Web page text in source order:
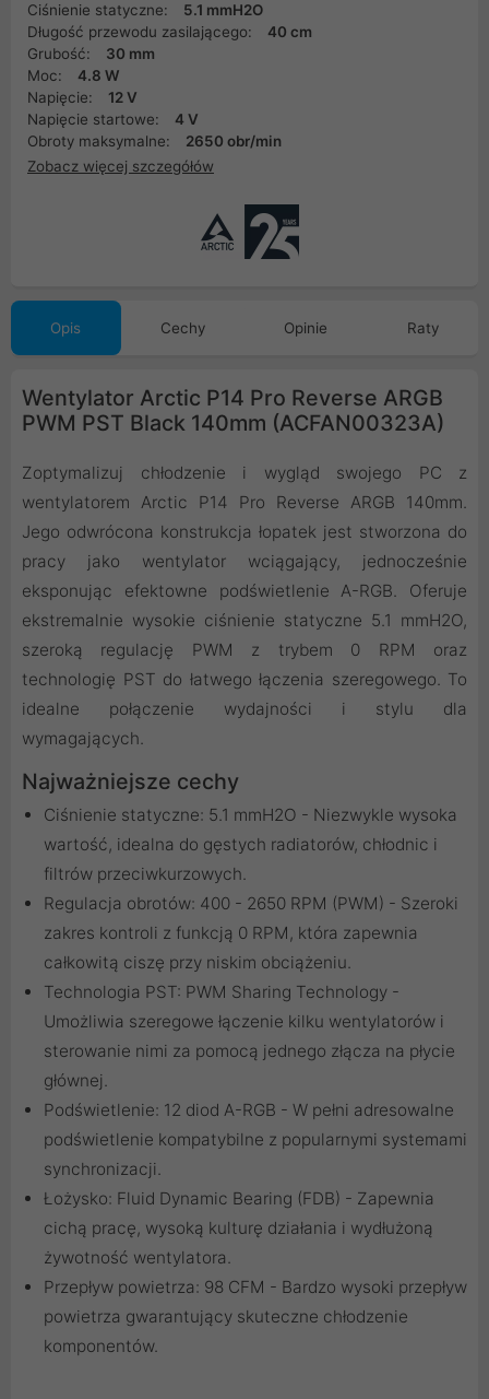
Ciśnienie statyczne:
5.1 mmH2O
Długość przewodu zasilającego:
40 cm
Grubość:
30 mm
Moc:
4.8 W
Napięcie:
12 V
Napięcie startowe:
4 V
Obroty maksymalne:
2650 obr/min
Zobacz więcej szczegółów
Opis Cechy Opinie Raty
Wentylator Arctic P14 Pro Reverse ARGB
PWM PST Black 140mm (ACFAN00323A)
Zoptymalizuj chłodzenie i wygląd swojego PC z
wentylatorem Arctic P14 Pro Reverse ARGB 140mm.
Jego odwrócona konstrukcja łopatek jest stworzona do
pracy jako wentylator wciągający, jednocześnie
eksponując efektowne podświetlenie A-RGB. Oferuje
ekstremalnie wysokie ciśnienie statyczne 5.1 mmH2O,
szeroką regulację PWM z trybem 0 RPM oraz
technologię PST do łatwego łączenia szeregowego. To
idealne połączenie wydajności i stylu dla
wymagających.
Najważniejsze cechy
Ciśnienie statyczne: 5.1 mmH2O - Niezwykle wysoka
wartość, idealna do gęstych radiatorów, chłodnic i
filtrów przeciwkurzowych.
Regulacja obrotów: 400 - 2650 RPM (PWM) - Szeroki
zakres kontroli z funkcją 0 RPM, która zapewnia
całkowitą ciszę przy niskim obciążeniu.
Technologia PST: PWM Sharing Technology -
Umożliwia szeregowe łączenie kilku wentylatorów i
sterowanie nimi za pomocą jednego złącza na płycie
głównej.
Podświetlenie: 12 diod A-RGB - W pełni adresowalne
podświetlenie kompatybilne z popularnymi systemami
synchronizacji.
Łożysko: Fluid Dynamic Bearing (FDB) - Zapewnia
cichą pracę, wysoką kulturę działania i wydłużoną
żywotność wentylatora.
Przepływ powietrza: 98 CFM - Bardzo wysoki przepływ
powietrza gwarantujący skuteczne chłodzenie
komponentów.